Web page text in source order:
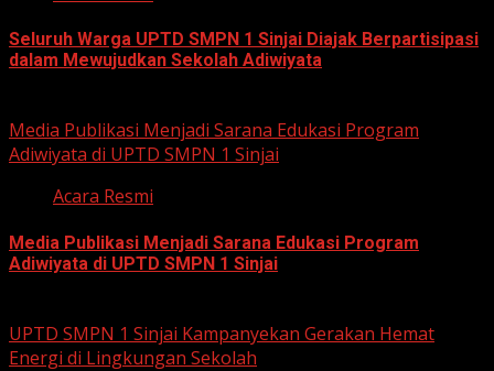
Seluruh Warga UPTD SMPN 1 Sinjai Diajak Berpartisipasi
dalam Mewujudkan Sekolah Adiwiyata
Media Publikasi Menjadi Sarana Edukasi Program
Adiwiyata di UPTD SMPN 1 Sinjai
Acara Resmi
Media Publikasi Menjadi Sarana Edukasi Program
Adiwiyata di UPTD SMPN 1 Sinjai
UPTD SMPN 1 Sinjai Kampanyekan Gerakan Hemat
Energi di Lingkungan Sekolah